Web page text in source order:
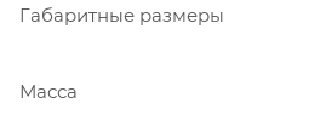
Габаритные размеры
Масса